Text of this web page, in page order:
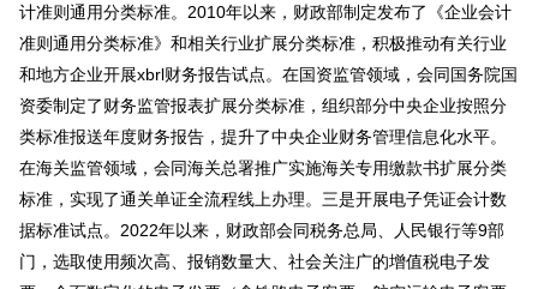
计准则通用分类标准。2010年以来，财政部制定发布了《企业会计
准则通用分类标准》和相关行业扩展分类标准，积极推动有关行业
和地方企业开展xbrl财务报告试点。在国资监管领域，会同国务院国
资委制定了财务监管报表扩展分类标准，组织部分中央企业按照分
类标准报送年度财务报告，提升了中央企业财务管理信息化水平。
在海关监管领域，会同海关总署推广实施海关专用缴款书扩展分类
标准，实现了通关单证全流程线上办理。三是开展电子凭证会计数
据标准试点。2022年以来，财政部会同税务总局、人民银行等9部
门，选取使用频次高、报销数量大、社会关注广的增值税电子发